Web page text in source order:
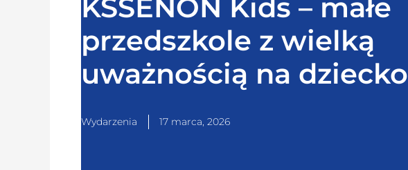
KSSENON Kids – małe
przedszkole z wielką
uważnością na dziecko
Wydarzenia 17 marca, 2026